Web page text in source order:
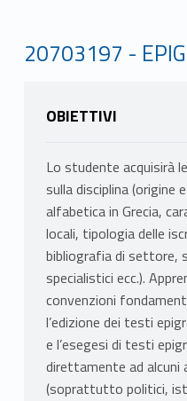
20703197 -
OBIETTIVI
Lo studente acquisirà
sulla disciplina (origine
alfabetica in Grecia,
locali, tipologia delle
bibliografia di settore,
specialistici ecc.).
convenzioni
l’edizione dei testi
e l’esegesi di testi
direttamente ad alcuni
(soprattutto politici,